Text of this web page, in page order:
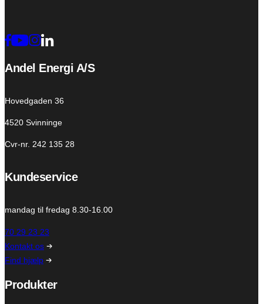
Andel Energi A/S
Hovedgaden 36
4520 Svinninge
Cvr-nr. 242 135 28
Kundeservice
mandag til fredag 8.30-16.00
70 29 23 23
Kontakt os
Find hjælp
Produkter